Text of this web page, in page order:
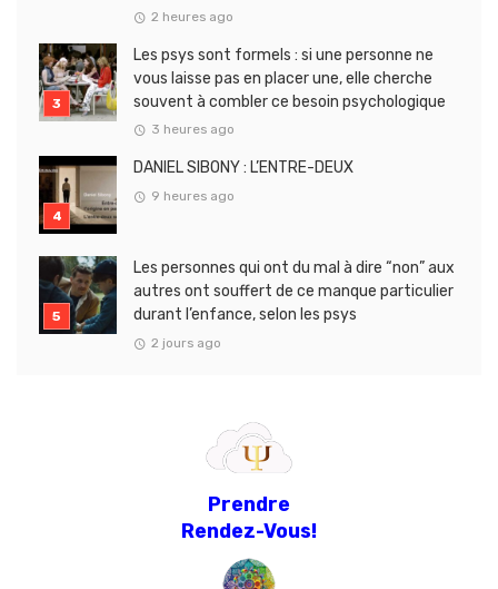
2 heures ago
Les psys sont formels : si une personne ne
vous laisse pas en placer une, elle cherche
souvent à combler ce besoin psychologique
3 heures ago
DANIEL SIBONY : L’ENTRE-DEUX
9 heures ago
Les personnes qui ont du mal à dire “non” aux
autres ont souffert de ce manque particulier
durant l’enfance, selon les psys
2 jours ago
Prendre
Rendez-Vous!